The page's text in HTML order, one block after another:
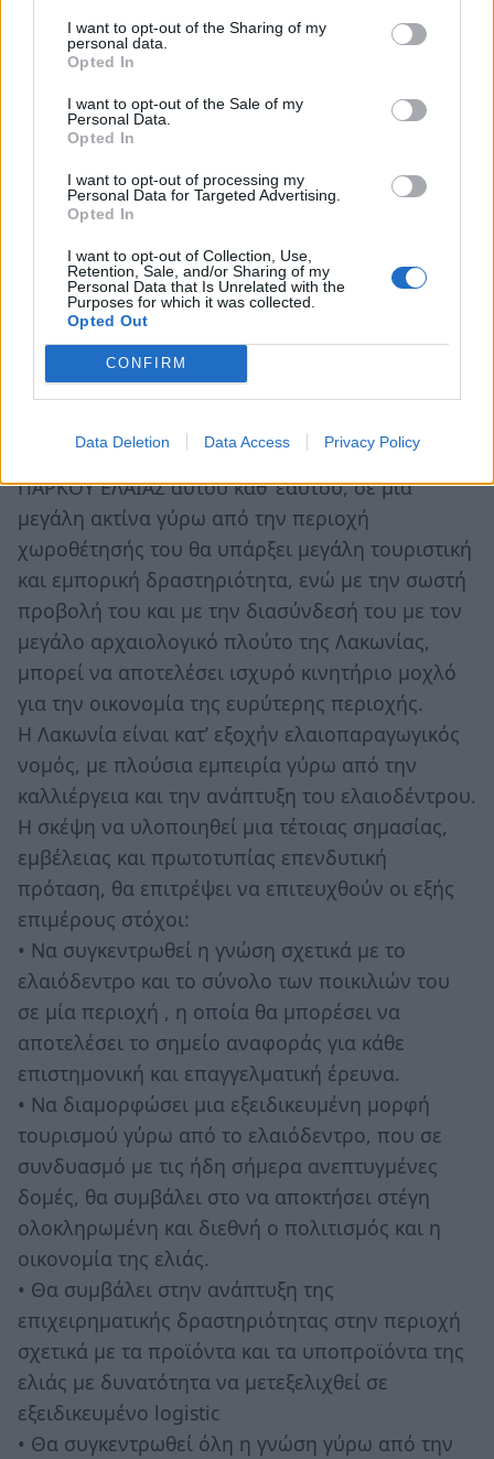
I want to opt-out of the Sharing of my
personal data.
Opted In
I want to opt-out of the Sale of my
Personal Data.
Opted In
I want to opt-out of processing my
Personal Data for Targeted Advertising.
Opted In
I want to opt-out of Collection, Use,
Retention, Sale, and/or Sharing of my
Personal Data that Is Unrelated with the
Purposes for which it was collected.
Opted Out
CONFIRM
Data Deletion Data Access Privacy Policy
Το ΔΙΕΘΝΕΣ ΠΑΡΚΟ ΕΛΑΙΑΣ μπορεί να έχει
παράλληλα έναν συμβουλευτικό ρόλο για τους
ελιάς και του ελαιολάδου, όπως και για τους
καταναλωτές. Μπορεί να αποκτήσει
πιστοποιημένο ελεγκτικό χαρακτήρα και να
λειτουργεί για λογαριασμό του ελληνικού
μπορεί να αναπτύξει μηχανισμούς
πιστοποίησης των ελαιοκομικών προϊόντων και
σήματα ποιότητας, διαμορφώνοντας με όλα τα
παραπάνω μία εξαιρετικής ευρύτητας οικονομία
κλίμακας που θα επιτρέψει να δημιουργηθούν
Είναι εξ άλλου σαφές ότι πέραν του ΔΙΕΘΝΟΥΣ
ΠΑΡΚΟΥ ΕΛΑΙΑΣ αυτού καθ’ εαυτού, σε μια
μεγάλη ακτίνα γύρω από την περιοχή
χωροθέτησής του θα υπάρξει μεγάλη τουριστική
και εμπορική δραστηριότητα, ενώ με την σωστή
προβολή του και με την διασύνδεσή του με τον
μεγάλο αρχαιολογικό πλούτο της Λακωνίας,
μπορεί να αποτελέσει ισχυρό κινητήριο μοχλό
για την οικονομία της ευρύτερης περιοχής.
Η Λακωνία είναι κατ’ εξοχήν ελαιοπαραγωγικός
νομός, με πλούσια εμπειρία γύρω από την
καλλιέργεια και την ανάπτυξη του ελαιοδέντρου.
Η σκέψη να υλοποιηθεί μια τέτοιας σημασίας,
εμβέλειας και πρωτοτυπίας επενδυτική
πρόταση, θα επιτρέψει να επιτευχθούν οι εξής
επιμέρους στόχοι:
• Να συγκεντρωθεί η γνώση σχετικά με το
ελαιόδεντρο και το σύνολο των ποικιλιών του
σε μία περιοχή , η οποία θα μπορέσει να
αποτελέσει το σημείο αναφοράς για κάθε
επιστημονική και επαγγελματική έρευνα.
• Να διαμορφώσει μια εξειδικευμένη μορφή
τουρισμού γύρω από το ελαιόδεντρο, που σε
συνδυασμό με τις ήδη σήμερα ανεπτυγμένες
δομές, θα συμβάλει στο να αποκτήσει στέγη
ολοκληρωμένη και διεθνή ο πολιτισμός και η
οικονομία της ελιάς.
• Θα συμβάλει στην ανάπτυξη της
επιχειρηματικής δραστηριότητας στην περιοχή
σχετικά με τα προϊόντα και τα υποπροϊόντα της
ελιάς με δυνατότητα να μετεξελιχθεί σε
εξειδικευμένο logistic
• Θα συγκεντρωθεί όλη η γνώση γύρω από την